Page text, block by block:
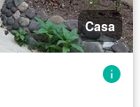
Casa